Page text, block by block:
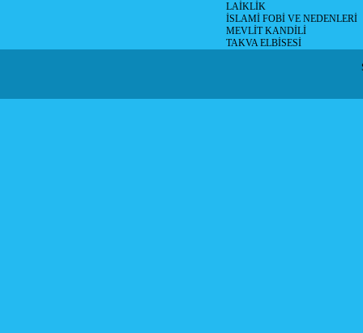
LAİKLİK
İSLAMİ FOBİ VE NEDENLERİ
MEVLİT KANDİLİ
TAKVA ELBİSESİ